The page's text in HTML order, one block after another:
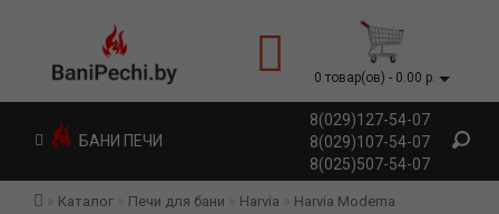
0 товар(ов) - 0.00 р.
8(029)127-54-07
8(029)107-54-07
8(025)507-54-07
БАНИ ПЕЧИ
Каталог Печи для бани Harvia Harvia Moderna